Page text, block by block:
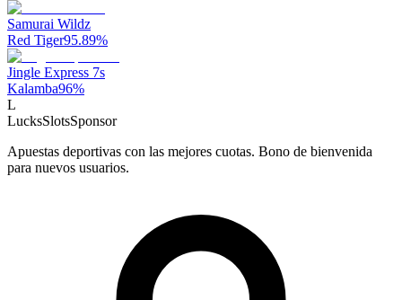
Samurai Wildz
Red Tiger95.89%
Jingle Express 7s
Kalamba96%
L
LucksSlotsSponsor
Apuestas deportivas con las mejores cuotas. Bono de bienvenida
para nuevos usuarios.